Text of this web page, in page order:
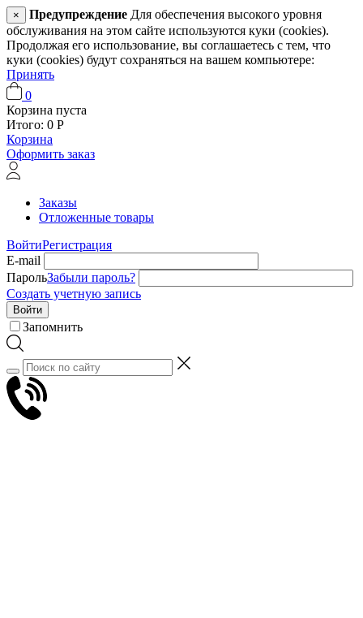
× Предупреждение Для обеспечения высокого уровня
обслуживания на этом сайте используются куки (cookies).
Продолжая его использование, вы соглашаетесь с тем, что
куки (cookies) будут сохраняться на вашем компьютере:
Принять
0
Корзина пуста
Итого: 0 Р
Корзина
Оформить заказ
Заказы
Отложенные товары
ВойтиРегистрация
E-mail
ПарольЗабыли пароль?
Создать учетную запись
Войти
Запомнить